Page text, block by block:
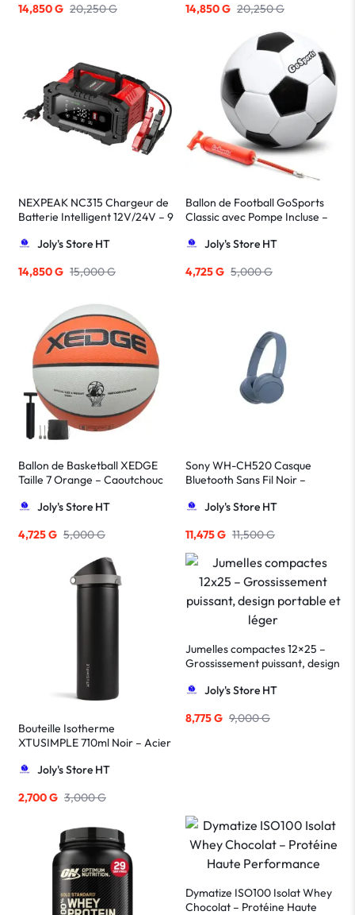
20,250G
14,850G
20,250G
14,850G
NEXPEAK NC315 Chargeur de
Batterie Intelligent 12V/24V – 9
Joly's Store HT
15,000G
14,850G
Ballon de Football GoSports
Classic avec Pompe Incluse –
Joly's Store HT
5,000G
4,725G
Ballon de Basketball XEDGE
Taille 7 Orange – Caoutchouc
Joly's Store HT
5,000G
4,725G
Sony WH-CH520 Casque
Bluetooth Sans Fil Noir –
Confortable
Joly's Store HT
11,500G
11,475G
Bouteille Isotherme
XTUSIMPLE 710ml Noir – Acier
Rabattable
Joly's Store HT
3,000G
2,700G
Jumelles compactes 12×25 –
Grossissement puissant, design
Joly's Store HT
9,000G
8,775G
Dymatize ISO100 Isolat Whey
Chocolat – Protéine Haute